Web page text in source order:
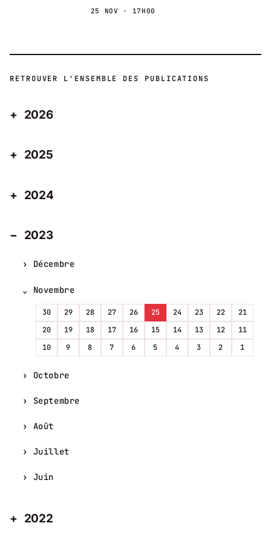
25 NOV · 17H00
RETROUVER L'ENSEMBLE DES PUBLICATIONS
2026
2025
2024
2023
Décembre
Novembre
30 29 28 27 26 25 24 23 22
21
20
19 18 17 16 15 14 13 12
11
10
9 8 7 6 5 4 3 2 1
Octobre
Septembre
Août
Juillet
Juin
2022